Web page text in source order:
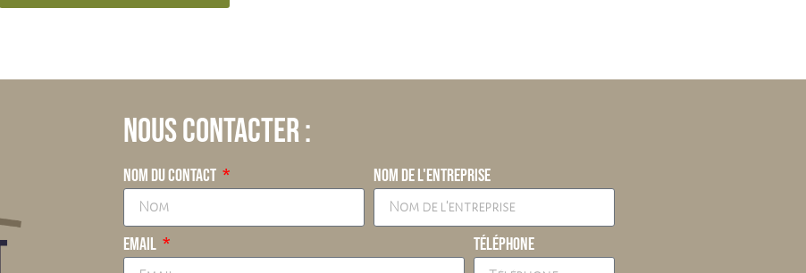
Nous contacter :
Nom du contact Nom de l'entreprise
Email Téléphone